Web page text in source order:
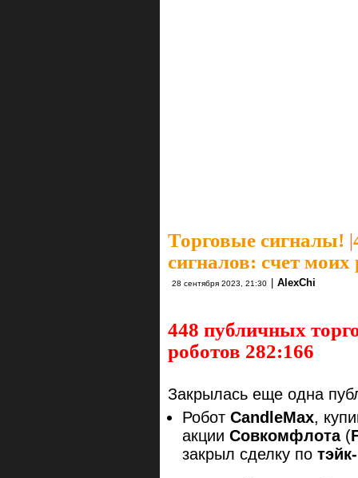
Торговые сигналы! |
сигналов: счет моих
28 сентября 2023, 21:30 AlexChi
448 публичных
роботов 282:166
Закрылась еще одна
Робот CandleMax,
акции Совкомфлота (
закрыл сделку по